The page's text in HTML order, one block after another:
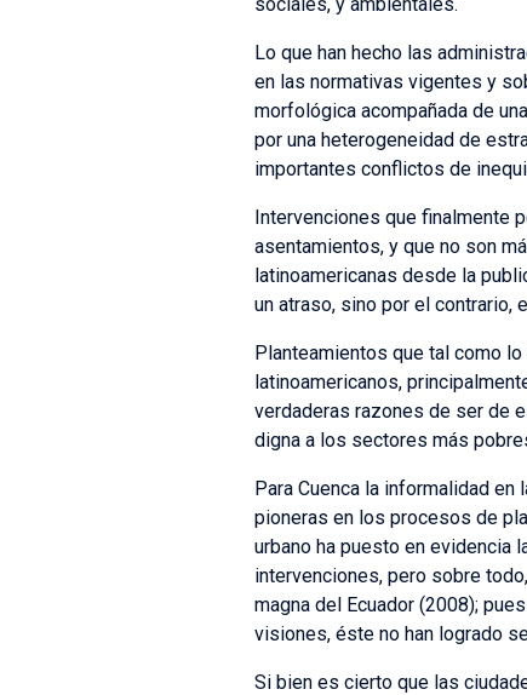
Lo que han hecho las
en las normativas vigentes y
morfológica acompañada de
por una heterogeneidad de
importantes conflictos de
Intervenciones que finalmente
asentamientos, y que no son
latinoamericanas desde la
un atraso, sino por el contrario,
Planteamientos que tal como
latinoamericanos,
verdaderas razones de ser de
digna a los sectores más
Para Cuenca la informalidad
pioneras en los procesos de
urbano ha puesto en evidencia
intervenciones, pero sobre
magna del Ecuador (2008);
visiones, éste no han logrado
Si bien es cierto que las